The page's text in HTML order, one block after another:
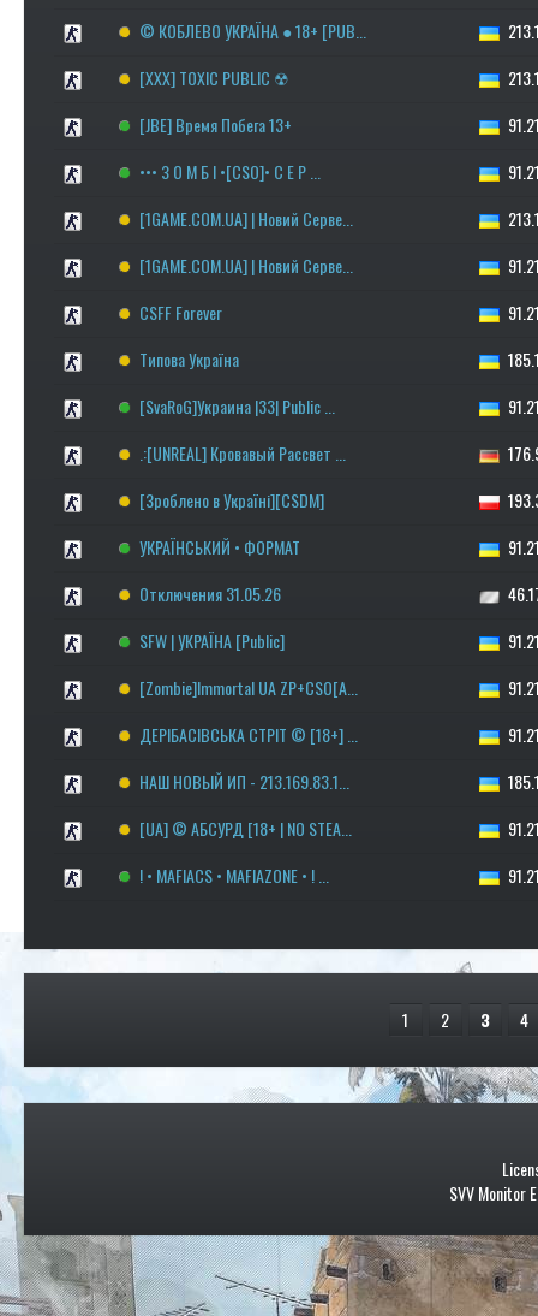
© КОБЛЕВО УКРАЇНА ● 18+ [PUB...
[XXX] TOXIC PUBLIC ☢
[JBE] Время Побега 13+
••• З О М Б І •[CSO]• С Е Р ...
[1GAME.COM.UA] | Новий Серве...
[1GAME.COM.UA] | Новий Серве...
CSFF Forever
Типова Україна
[SvaRoG]Украина |33| Public ...
.:[UNREAL] Кровавый Рассвет ...
[Зроблено в Україні][CSDM]
УКРАЇНСЬКИЙ • ФОРМАТ
Отключения 31.05.26
SFW | УКРАЇНА [Public]
[Zombie]Immortal UA ZP+CSO[A...
ДЕРІБАСІВСЬКА СТРІТ © [18+] ...
НАШ НОВЫЙ ИП - 213.169.83.1...
[UA] © АБСУРД [18+ | NO STEA...
! • MAFIACS • MAFIAZONE • ! ...
1 2 3 4
SVV Monitor